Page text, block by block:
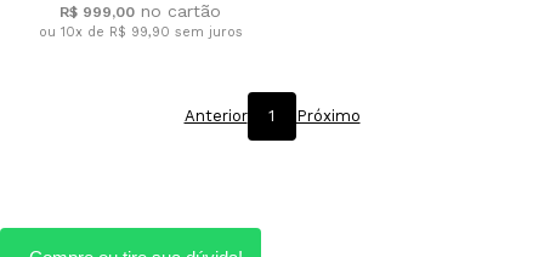
R$ 999,00
ou 10x de R$ 99,90 sem juros
Anterior 1 Próximo